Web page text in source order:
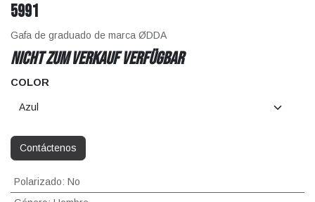
5991
Gafa de graduado de marca ØDDA
Nicht zum Verkauf verfügbar
COLOR
Contáctenos
Polarizado: No